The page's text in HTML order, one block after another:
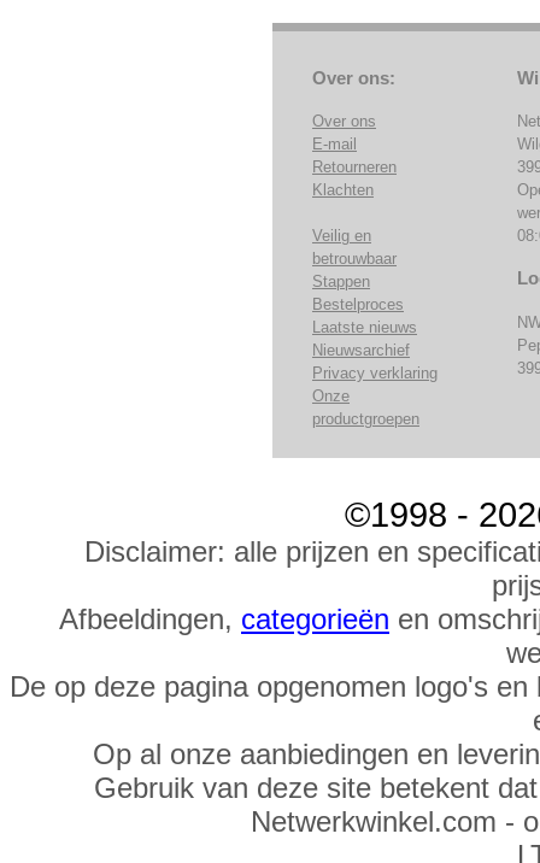
Over ons:
Over ons
E-mail
Retourneren
Klachten
Veilig en
betrouwbaar
Stappen
Bestelproces
Laatste nieuws
Nieuwsarchief
Privacy verklaring
Onze
productgroepen
©1998 -
Disclaimer: alle prijzen en
Afbeeldingen, categorieën en
De op deze pagina opgenomen logo's
Op al onze aanbiedingen en
Gebruik van deze site betekent
Netwerkwinkel.com -